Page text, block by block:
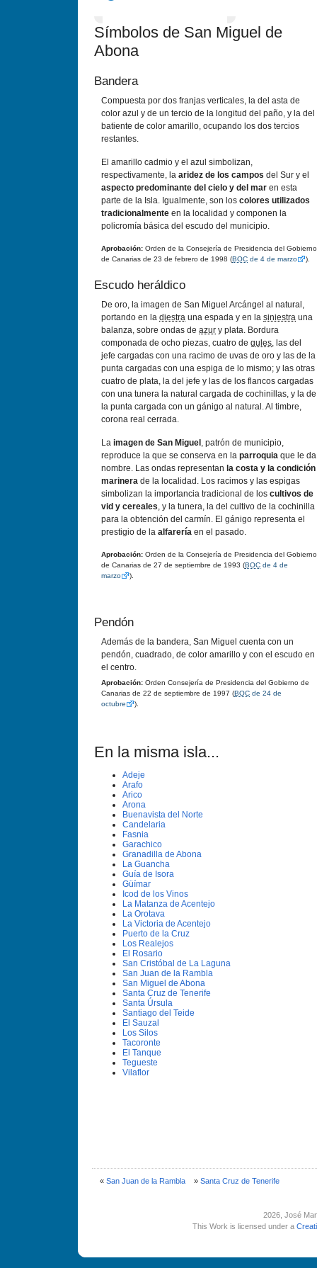
Símbolos de San Miguel de
Abona
Bandera
Compuesta por dos franjas verticales, la del asta de
color azul y de un tercio de la longitud del paño, y la del
batiente de color amarillo, ocupando los dos tercios
restantes.
El amarillo cadmio y el azul simbolizan,
respectivamente, la aridez de los campos del Sur y el
aspecto predominante del cielo y del mar en esta
parte de la Isla. Igualmente, son los colores utilizados
tradicionalmente en la localidad y componen la
policromía básica del escudo del municipio.
Aprobación: Orden de la Consejería de Presidencia del Gobierno
de Canarias de 23 de febrero de 1998 (BOC de 4 de marzo ).
Escudo heráldico
De oro, la imagen de San Miguel Arcángel al natural,
portando en la diestra una espada y en la siniestra una
balanza, sobre ondas de azur y plata. Bordura
componada de ocho piezas, cuatro de gules, las del
jefe cargadas con una racimo de uvas de oro y las de la
punta cargadas con una espiga de lo mismo; y las otras
cuatro de plata, la del jefe y las de los flancos cargadas
con una tunera la natural cargada de cochinillas, y la de
la punta cargada con un gánigo al natural. Al timbre,
corona real cerrada.
La imagen de San Miguel , patrón de municipio,
reproduce la que se conserva en la parroquia que le da
nombre. Las ondas representan la costa y la condición
marinera de la localidad. Los racimos y las espigas
simbolizan la importancia tradicional de los cultivos de
vid y cereales, y la tunera, la del cultivo de la cochinilla
para la obtención del carmín. El gánigo representa el
prestigio de la alfarería en el pasado.
Aprobación: Orden de la Consejería de Presidencia del Gobierno
de Canarias de 27 de septiembre de 1993 (BOC de 4 de
marzo
).
Pendón
Además de la bandera, San Miguel cuenta con un
pendón, cuadrado, de color amarillo y con el escudo en
el centro.
Aprobación: Orden Consejería de Presidencia del Gobierno de
Canarias de 22 de septiembre de 1997 (BOC de 24 de
octubre
).
En la misma isla...
Adeje
Arafo
Arico
Arona
Buenavista del Norte
Candelaria
Fasnia
Garachico
Granadilla de Abona
La Guancha
Guí­a de Isora
Güí­mar
Icod de los Vinos
La Matanza de Acentejo
La Orotava
La Victoria de Acentejo
Puerto de la Cruz
Los Realejos
El Rosario
San Cristóbal de La Laguna
San Juan de la Rambla
San Miguel de Abona
Santa Cruz de Tenerife
Santa Úrsula
Santiago del Teide
El Sauzal
Los Silos
Tacoronte
El Tanque
Tegueste
Vilaflor
« San Juan de la Rambla» Santa Cruz de Tenerife
2026, José
This Work is licensed under a